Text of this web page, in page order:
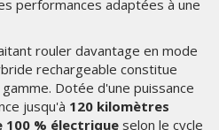
performances adaptées à une
rouler davantage en mode
rechargeable constitue
Dotée d'une puissance
jusqu'à 120 kilomètres
% électrique selon le cycle